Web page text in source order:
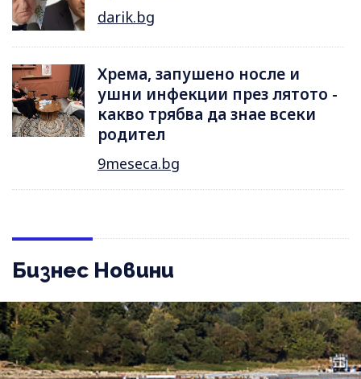
darik.bg
Хрема, запушено носле и
ушни инфекции през лятотo -
какво трябва да знае всеки
родител
9meseca.bg
Бизнес Новини